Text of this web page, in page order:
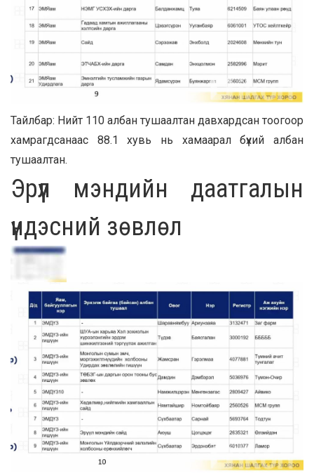
Тайлбар: Нийт 110 албан тушаалтан давхардсан тоогоор
хамрагдсанаас 88.1 хувь нь хамаарал бүхий албан
тушаалтан.
Эрүүл мэндийн даатгалын
үндэсний зөвлөл